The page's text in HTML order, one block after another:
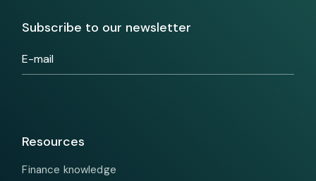
Subscribe to our newsletter
Resources
Finance knowledge